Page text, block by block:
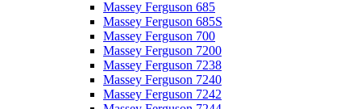
Massey Ferguson 685
Massey Ferguson 685S
Massey Ferguson 700
Massey Ferguson 7200
Massey Ferguson 7238
Massey Ferguson 7240
Massey Ferguson 7242